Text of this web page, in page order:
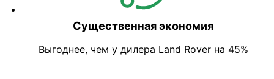
Существенная экономия
Выгоднее, чем у дилера Land Rover на 45%